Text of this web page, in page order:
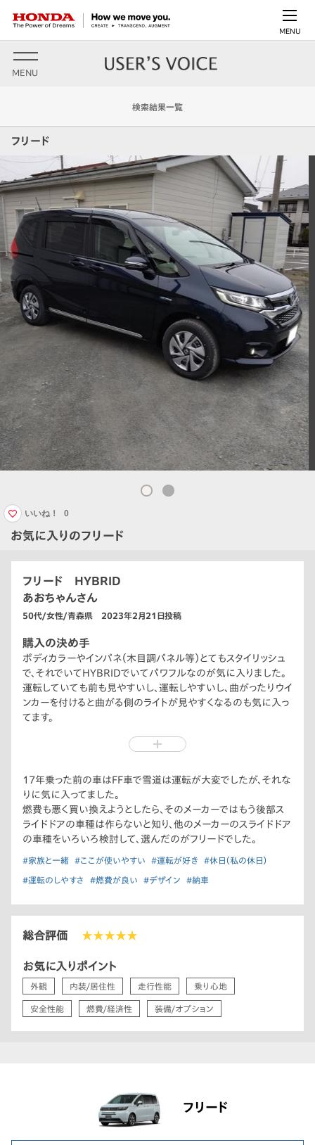
MENU
MENU
検索結果一覧
フリード
お気に入りのフリード
いいね！ 0
フリード HYBRID
あおちゃんさん
50代/女性/青森県 2023年2月21日投稿
購入の決め手
ボディカラーやインパネ（木目調パネル等）とてもスタイリッシュ
で、それでいてHYBRIDでいてパワフルなのが気に入りました。
運転していても前も見やすいし、運転しやすいし、曲がったりウイ
ンカーを付けると曲がる側のライトが見やすくなるのも気に入っ
てます。
17年乗った前の車はFF車で雪道は運転が大変でしたが、それな
りに気に入ってました。
燃費も悪く買い換えようとしたら、そのメーカーではもう後部ス
ライドドアの車種は作らないと知り、他のメーカーのスライドドア
の車種をいろいろ検討して、選んだのがフリードでした。
#家族と一緒 #ここが使いやすい #運転が好き #休日（私の休日）
#運転のしやすさ #燃費が良い #デザイン #納車
総合評価 ★★★★★
お気に入りポイント
外観 内装/居住性 走行性能 乗り心地
安全性能 燃費/経済性 装備/オプション
フリード